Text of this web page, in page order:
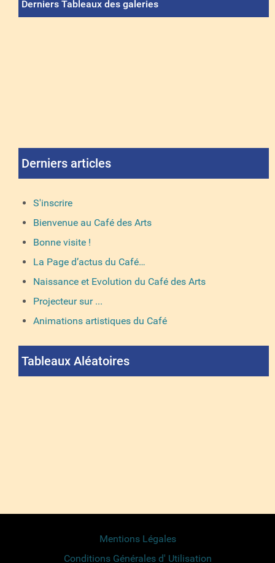
Derniers Tableaux des galeries
Derniers articles
S'inscrire
Bienvenue au Café des Arts
Bonne visite !
La Page d’actus du Café…
Naissance et Evolution du Café des Arts
Projecteur sur ...
Animations artistiques du Café
Tableaux Aléatoires
Mentions Légales
Conditions Générales d' Utilisation